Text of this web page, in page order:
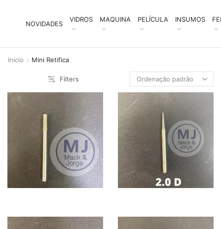
NOVIDADES
VIDROS MAQUINA PELÍCULA INSUMOS
Início Mini Retifica
Filters